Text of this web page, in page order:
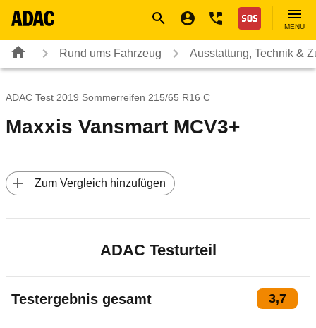
Nothilfe
MENÜ
Rund ums Fahrzeug Ausstattung, Technik &
ADAC Test 2019 Sommerreifen 215/65 R16 C
Maxxis Vansmart MCV3+
Zum Vergleich hinzufügen
ADAC Testurteil
Testergebnis gesamt 3,7